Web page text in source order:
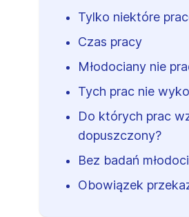
Tylko niektóre
Czas pracy
Młodociany nie
Tych prac nie
Do których prac
dopuszczony?
Bez badań
Obowiązek